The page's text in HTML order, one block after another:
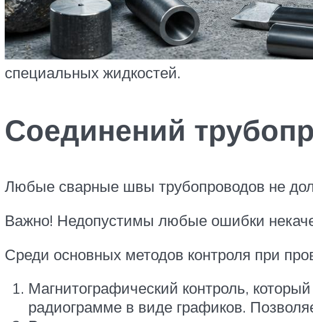
специальных жидкостей.
Соединений
Любые сварные швы трубопроводов не
Важно! Недопустимы любые ошибки
Среди основных методов контроля при
Магнитографический контроль,
радиограмме в виде графиков.